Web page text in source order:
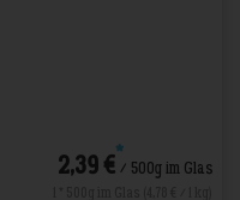
2,39 €*/ 500g im Glas